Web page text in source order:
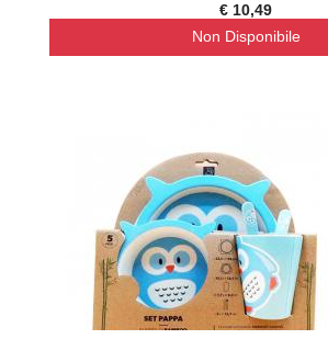
€ 10,49
Non Disponibile